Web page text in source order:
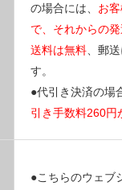
の場合には、 お
で、それからの発
送料は無料 、郵
す。
●代引き決済の場
引き手数料260円
●こちらのウェブ